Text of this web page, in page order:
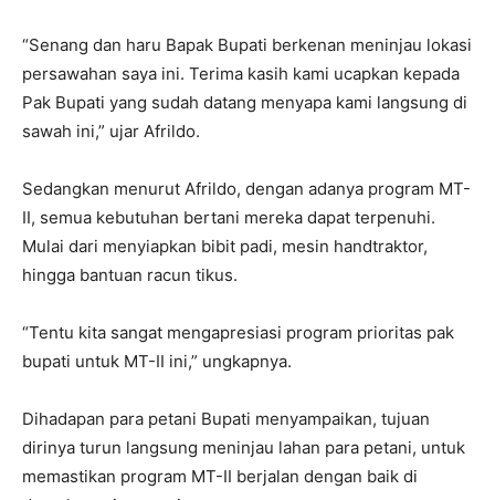
“Senang dan haru Bapak Bupati berkenan meninjau lokasi
persawahan saya ini. Terima kasih kami ucapkan kepada
Pak Bupati yang sudah datang menyapa kami langsung di
sawah ini,” ujar Afrildo.
Sedangkan menurut Afrildo, dengan adanya program MT-
II, semua kebutuhan bertani mereka dapat terpenuhi.
Mulai dari menyiapkan bibit padi, mesin handtraktor,
hingga bantuan racun tikus.
“Tentu kita sangat mengapresiasi program prioritas pak
bupati untuk MT-II ini,” ungkapnya.
Dihadapan para petani Bupati menyampaikan, tujuan
dirinya turun langsung meninjau lahan para petani, untuk
memastikan program MT-II berjalan dengan baik di